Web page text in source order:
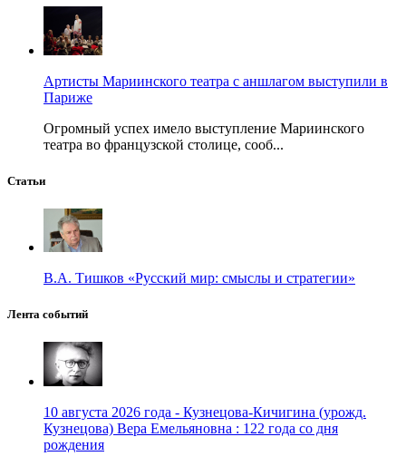
Артисты Мариинского театра с аншлагом выступили в
Париже
Огромный успех имело выступление Мариинского
театра во французской столице, сооб...
Статьи
В.А. Тишков «Русский мир: смыслы и стратегии»
Лента событий
10 августа 2026 года - Кузнецова-Кичигина (урожд.
Кузнецова) Вера Емельяновна : 122 года со дня
рождения